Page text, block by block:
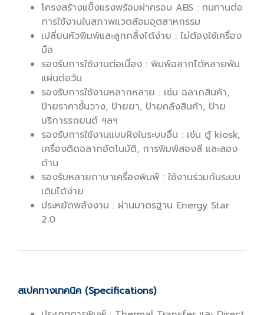
โครงสร้างแข็งแรงพร้อมฝาครอบ ABS : ทนทานต่อ
การใช้งานในสภาพแวดล้อมอุตสาหกรรม
เปลี่ยนหัวพิมพ์และลูกกลิ้งได้ง่าย : ไม่ต้องใช้เครื่อง
มือ
รองรับการใช้งานต่อเนื่อง : พิมพ์ฉลากได้หลายพัน
แผ่นต่อวัน
รองรับการใช้งานหลากหลาย : เช่น ฉลากสินค้า,
ป้ายราคาชั้นวาง, ป้ายยา, ป้ายคลังสินค้า, ป้าย
บริการรถยนต์ ฯลฯ
รองรับการใช้งานแบบฝังในระบบอื่น : เช่น ตู้ kiosk,
เครื่องติดฉลากอัตโนมัติ, การพิมพ์สองสี และสอง
ด้าน
รองรับหลายภาษาเครื่องพิมพ์ : ใช้งานร่วมกับระบบ
เดิมได้ง่าย
ประหยัดพลังงาน : ผ่านมาตรฐาน Energy Star
2.0
สเปคทางเทคนิค (Specifications)